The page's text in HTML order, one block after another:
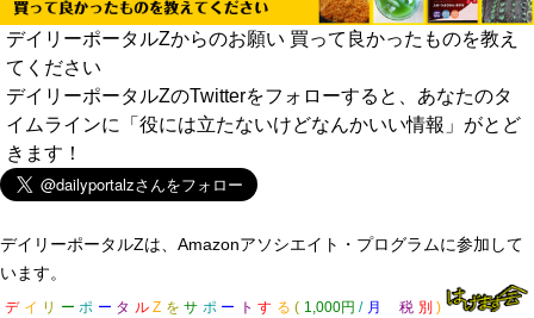
デイリーポータルZからのお願い 買って良かったものを教え
てください
デイリーポータルZのTwitterをフォローすると、あなたのタ
イムラインに「役には立たないけどなんかいい情報」がとど
きます！
デイリーポータルZは、Amazonアソシエイト・プログラムに参加して
います。
デ イ リ ー ポ ー タ ル Z を サ ポ ー ト す る ( 1,000円 / 月 税 別 )